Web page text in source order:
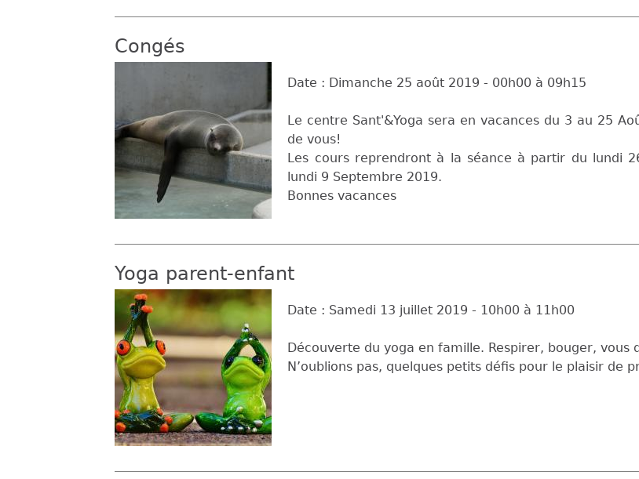
Congés
Date : Dimanche 25 août 2019 - 00h00 à 09h15
Le centre Sant'&Yoga sera en vacances du 3 au 25
de vous!
Les cours reprendront à la séance à partir du lundi
lundi 9 Septembre 2019.
Bonnes vacances
Yoga parent-enfant
Date : Samedi 13 juillet 2019 - 10h00 à 11h00
Découverte du yoga en famille. Respirer, bouger, vous
N’oublions pas, quelques petits défis pour le plaisir de